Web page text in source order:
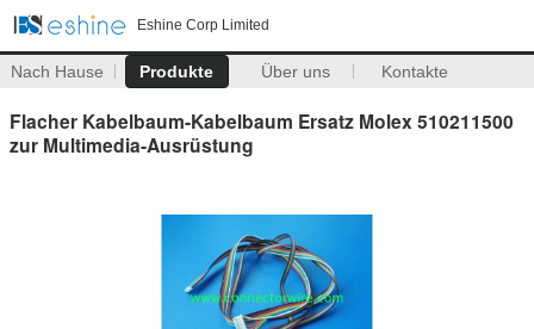
Eshine Corp Limited
Nach Hause Produkte Über uns Kontakte
Flacher Kabelbaum-Kabelbaum Ersatz Molex 510211500
zur Multimedia-Ausrüstung